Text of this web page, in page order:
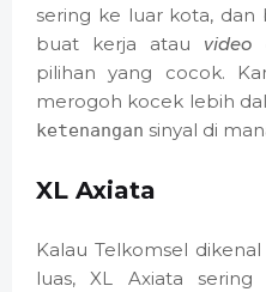
sering ke luar kota, dan
buat kerja atau video
pilihan yang cocok.
merogoh kocek lebih
ketenangan sinyal di
XL Axiata
Kalau Telkomsel
luas, XL Axiata